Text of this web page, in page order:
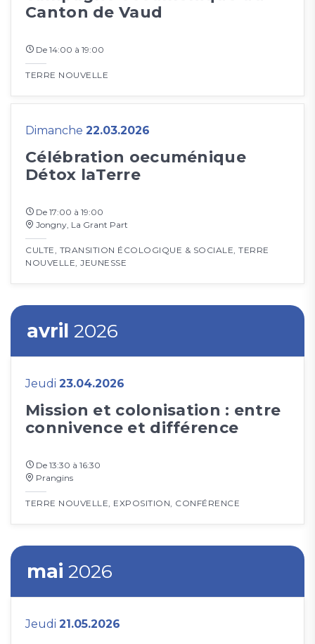
Canton de Vaud
TERRE NOUVELLE
De 14:00 à 19:00
Dimanche 22.03.2026
Célébration oecuménique
Détox laTerre
CULTE, TRANSITION ÉCOLOGIQUE & SOCIALE, TERRE
NOUVELLE, JEUNESSE
Jongny, La Grant Part
De 17:00 à 19:00
avril 2026
Jeudi 23.04.2026
Mission et colonisation : entre
connivence et différence
TERRE NOUVELLE, EXPOSITION, CONFÉRENCE
Prangins
De 13:30 à 16:30
mai 2026
Jeudi 21.05.2026